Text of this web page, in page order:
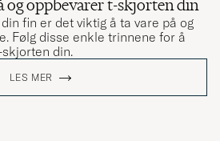
og oppbevarer t-skjorten din
fin er det viktig å ta vare på og
Følg disse enkle trinnene for å
din.
LES MER